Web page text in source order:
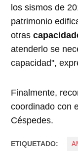
los sismos de
patrimonio
otras
atenderlo se
capacidad",
Finalmente,
coordinado con
Céspedes.
ETIQUETADO: